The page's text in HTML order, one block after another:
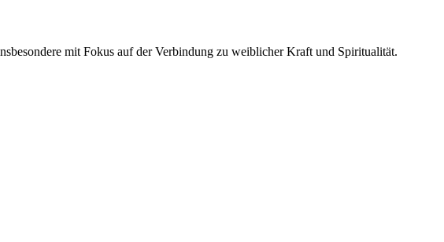
mit Fokus auf der Verbindung zu weiblicher Kraft und Spiritualität.